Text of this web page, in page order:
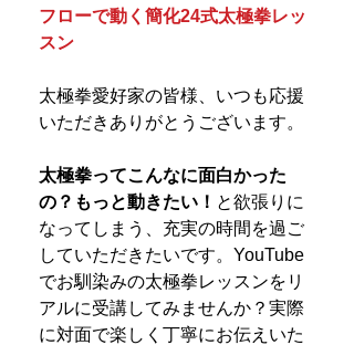
フローで動く簡化24式太極拳レッ
スン
太極拳愛好家の皆様、いつも応援
いただきありがとうございます。
太極拳ってこんなに面白かった
の？もっと動きたい！ と欲張りに
なってしまう、充実の時間を過ご
していただきたいです。YouTube
でお馴染みの太極拳レッスンをリ
アルに受講してみませんか？実際
に対面で楽しく丁寧にお伝えいた